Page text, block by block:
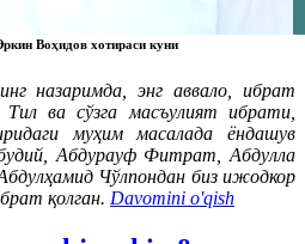
Воҳидов хотираси куни
назаримда, энг аввало, ибрат
ва сўзга масъулият ибрати,
муҳим масалада ёндашув
Абдурауф Фитрат, Абдулла
Чўлпондан биз ижодкор
қолган. Davomini o'qish